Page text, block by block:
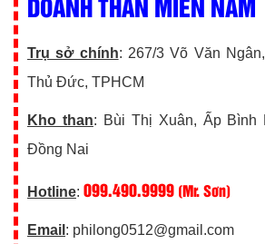
Trụ sở chính: 267/3 Võ Văn
Thủ Đức, TPHCM
Kho than: Bùi Thị Xuân, Ấp Bình
Đồng Nai
Hotline: 099.490.9999 (Mr. Sơn)
Email : philong0512@gmail.com